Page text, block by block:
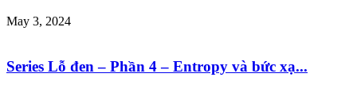
May 3, 2024
Series Lỗ đen – Phần 4 – Entropy và bức xạ...